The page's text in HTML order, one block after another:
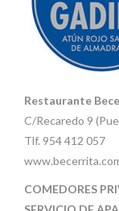
Restaurante
C/Recaredo 9
Tlf. 954 412 057
COMEDORES